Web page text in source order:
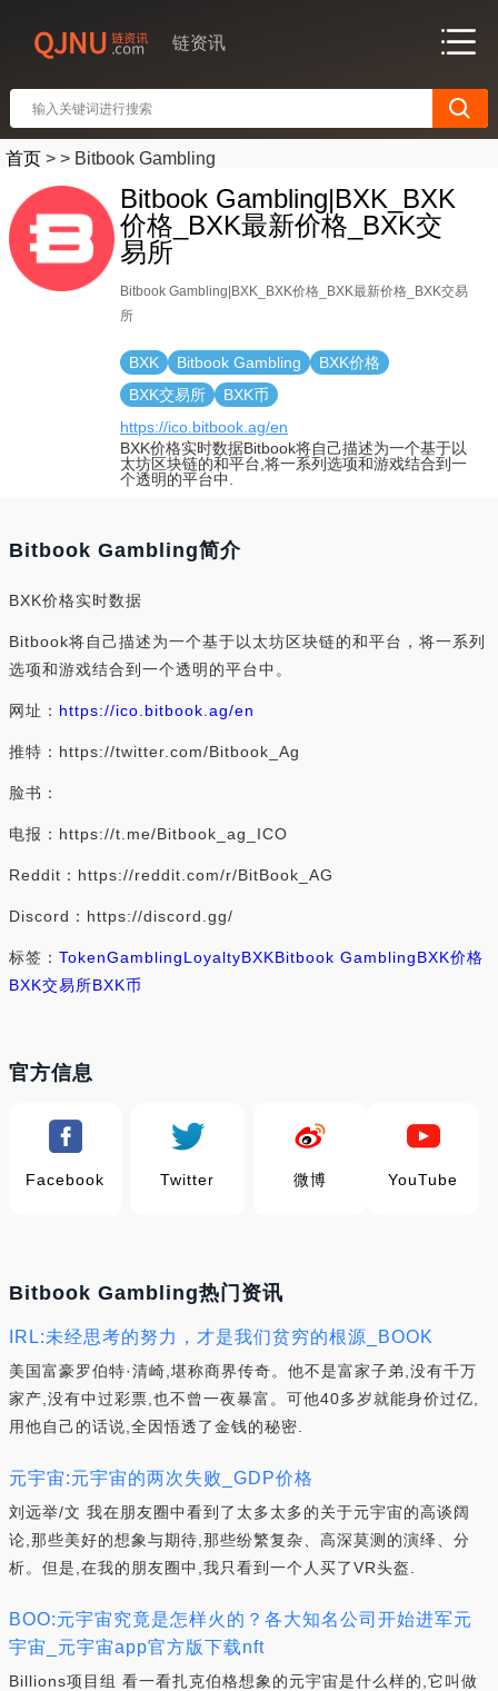
链资讯
首页 > > Bitbook Gambling
Bitbook Gambling|BXK_BXK
价格_BXK最新价格_BXK交
易所
Bitbook Gambling|BXK_BXK价格_BXK最新价格_BXK交易
所
BXK Bitbook Gambling
BXK价格
BXK交易所
BXK币
https://ico.bitbook.ag/en
BXK价格实时数据Bitbook将自己描述为一个基于以
太坊区块链的和平台,将一系列选项和游戏结合到一
个透明的平台中.
Bitbook Gambling简介
BXK价格实时数据
Bitbook将自己描述为一个基于以太坊区块链的和平台，将一系列
选项和游戏结合到一个透明的平台中。
网址： https://ico.bitbook.ag/en
推特：https://twitter.com/Bitbook_Ag
脸书：
电报：https://t.me/Bitbook_ag_ICO
Reddit：https://reddit.com/r/BitBook_AG
Discord：https://discord.gg/
标签： TokenGamblingLoyaltyBXKBitbook GamblingBXK价格
BXK交易所BXK币
官方信息
Facebook Twitter 微博 YouTube
Bitbook Gambling热门资讯
IRL:未经思考的努力，才是我们贫穷的根源_BOOK
美国富豪罗伯特·清崎,堪称商界传奇。他不是富家子弟,没有千万
家产,没有中过彩票,也不曾一夜暴富。可他40多岁就能身价过亿,
用他自己的话说,全因悟透了金钱的秘密.
元宇宙:元宇宙的两次失败_GDP价格
刘远举/文 我在朋友圈中看到了太多太多的关于元宇宙的高谈阔
论,那些美好的想象与期待,那些纷繁复杂、高深莫测的演绎、分
析。但是,在我的朋友圈中,我只看到一个人买了VR头盔.
BOO:元宇宙究竟是怎样火的？各大知名公司开始进军元
宇宙_元宇宙app官方版下载nft
Billions项目组 看一看扎克伯格想象的元宇宙是什么样的,它叫做